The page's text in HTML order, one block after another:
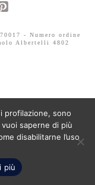
- Numero ordine
Albertelli 4802
profilazione, sono
saperne di più
disabilitarne l’uso
più